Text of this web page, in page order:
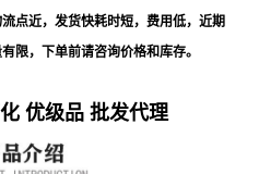
点近，发货快耗时短，费用低， 近期
限，下单前请咨询价格和库存。
优级品 批发代理